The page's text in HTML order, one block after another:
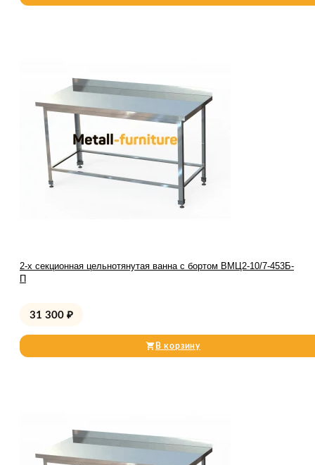
2-х секционная цельнотянутая ванна с бортом ВМЦ2-10/7-453Б-
П
31 300 ₽
В корзину